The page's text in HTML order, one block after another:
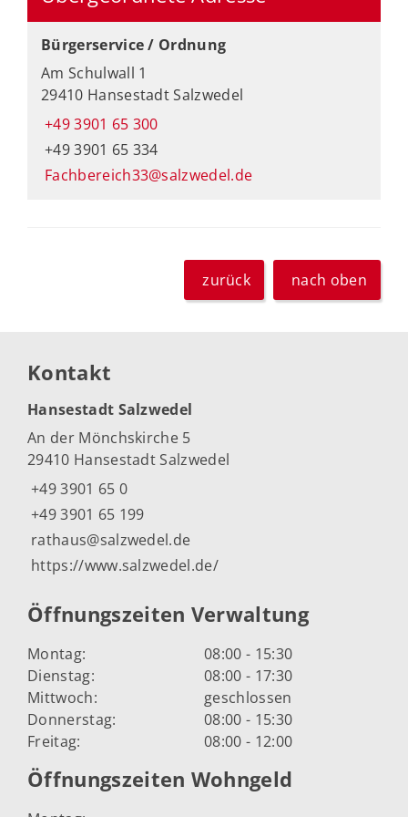
Bürgerservice / Ordnung
Am Schulwall 1
29410 Hansestadt Salzwedel
+49 3901 65 300
+49 3901 65 334
Fachbereich33@salzwedel.de
zurück nach oben
Kontakt
Hansestadt Salzwedel
An der Mönchskirche 5
29410 Hansestadt Salzwedel
+49 3901 65 0
+49 3901 65 199
rathaus@salzwedel.de
https://www.salzwedel.de/
Öffnungszeiten Verwaltung
Montag:
08:00 - 15:30
Dienstag:
08:00 - 17:30
Mittwoch:
geschlossen
Donnerstag:
08:00 - 15:30
Freitag:
08:00 - 12:00
Öffnungszeiten Wohngeld